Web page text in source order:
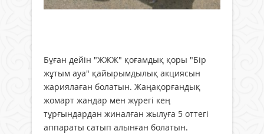
Бұған дейін "ЖЖЖ" қоғамдық қоры "Бір
жұтым ауа" қайырымдылық акциясын
жариялаған болатын. Жаңақорғандық
жомарт жандар мен жүрегі кең
тұрғындардан жиналған жылуға 5 оттегі
аппараты сатып алынған болатын.